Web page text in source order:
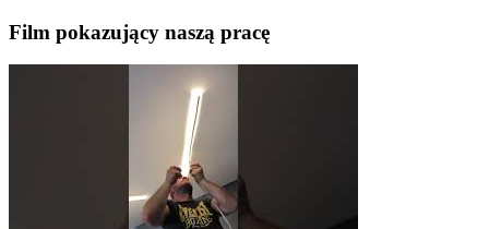
Film pokazujący naszą pracę